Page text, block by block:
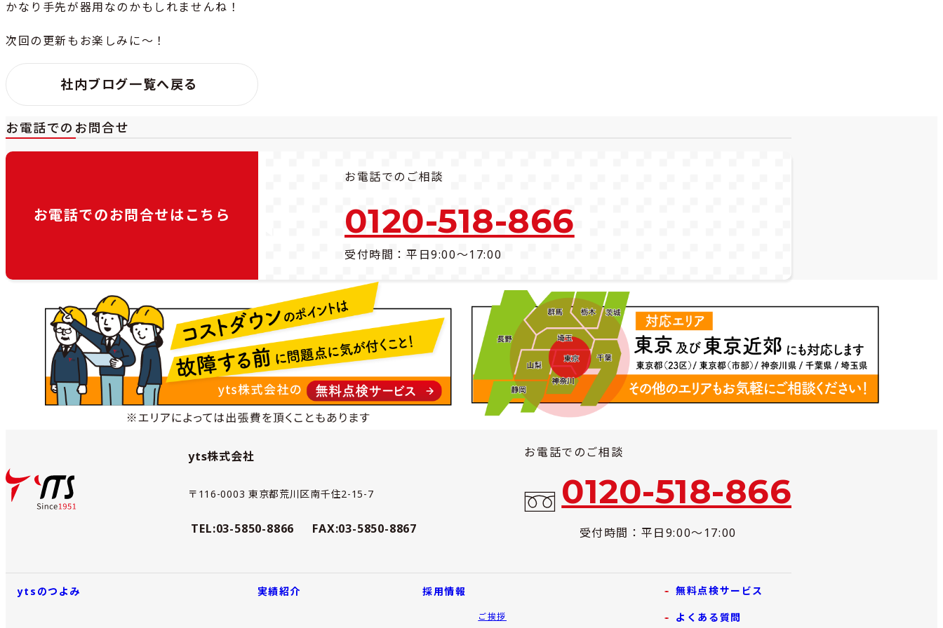
かなり手先が器用なのかもしれませんね！
次回の更新もお楽しみに～！
社内ブログ一覧へ戻る
お電話でのお問合せ
お電話でのお問合せはこちら
お電話でのご相談
0120-518-866
受付時間：平日9:00～17:00
yts株式会社
〒116-0003 東京都荒川区南千住2-15-7
TEL:03-5850-8866 FAX:03-5850-8867
お電話でのご相談
0120-518-866
受付時間：平日9:00～17:00
ytsのつよみ 実績紹介 採用情報
ご挨拶
無料点検サービス
よくある質問